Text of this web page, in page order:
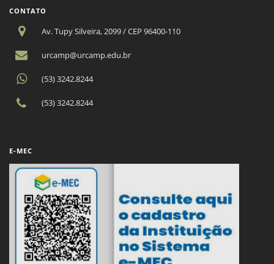
CONTATO
Av. Tupy Silveira, 2099 / CEP 96400-110
urcamp@urcamp.edu.br
(53) 3242.8244
(53) 3242.8244
E-MEC